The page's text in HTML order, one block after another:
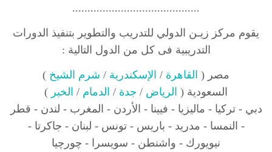
..........................................
يقوم مركز زيـن الدولي للتدريب والتطوير بتنفيذ الدورات
التدريبية فى كل من الدول التالية :
مصر ( القاهرة/ الإسكندرية/ شرم الشيخ)
السعودية ( الرياض / جدة/ الدمام/ الخبر )
دبي - تركيا - ماليزيا - فيينا - الأردن - المغرب - لندن - قطر
- النمسا - مدريد - باريس - تونس - لبنان - جاكرتا -
نيويورك - واشنطن - سويسرا - چورچيا